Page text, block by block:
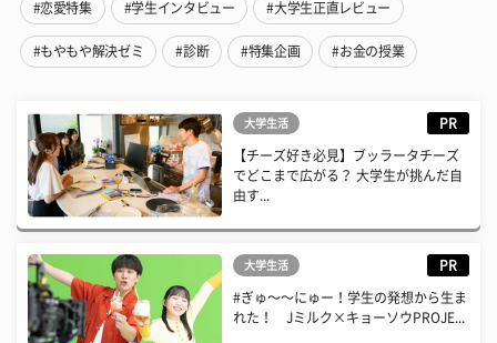
#恋愛特集 #学生インタビュー #大学生正直レビュー
#もやもや解決ゼミ #診断 #特集企画 #お金の授業
大学生活 PR
【チーズ好き必見】ブッラータチーズ
でどこまで広がる？ 大学生が挑んだ自
由す...
大学生活 PR
#ぎゅ〜〜にゅー！学生の発想から生ま
れた！ Jミルク×キョーソウPROJE...